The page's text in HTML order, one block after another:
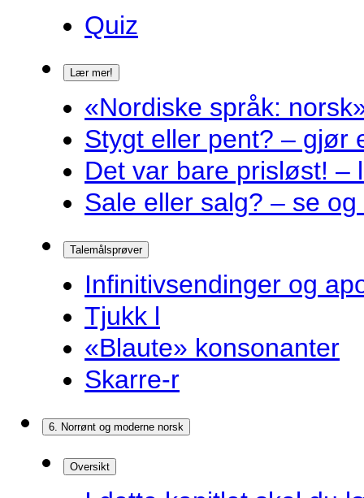
Quiz
Lær mer!
«Nordiske språk:
Stygt eller pent? – gjør
Det var bare prisløst! –
Sale eller salg? – se
Talemålsprøver
Infinitivsendinger og
Tjukk l
«Blaute» konsonanter
Skarre-r
6. Norrønt og moderne norsk
Oversikt